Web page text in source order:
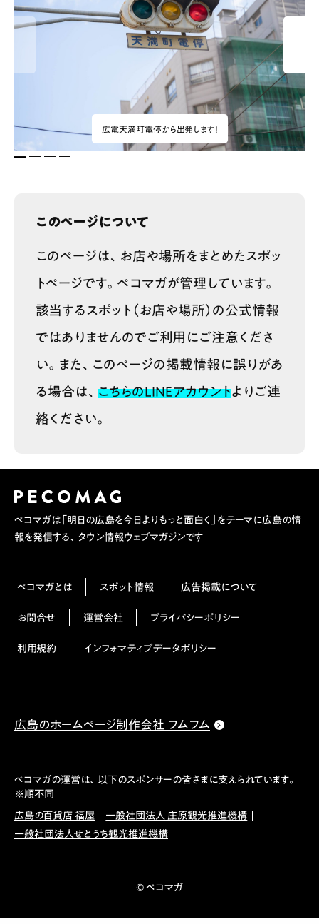
広電天満町電停から出発します！
1
このページについて
このページは、お店や場所をまとめたスポッ
トページです。ペコマガが管理しています。
該当するスポット（お店や場所）の公式情報
ではありませんのでご利用にご注意くださ
い。また、このページの掲載情報に誤りがあ
る場合は、 こちらのLINEアカウントよりご連
絡ください。
ペコマガは「明日の広島を今日よりもっと面白く」をテーマに広島の情
報を発信する、タウン情報ウェブマガジンです
ペコマガとは スポット情報 広告掲載について
お問合せ 運営会社 プライバシーポリシー
利用規約 インフォマティブデータポリシー
広島のホームページ制作会社 フムフム
ペコマガの運営は、以下のスポンサーの皆さまに支えられています。
※順不同
広島の百貨店 福屋
一般社団法人 庄原観光推進機構
一般社団法人せとうち観光推進機構
© ペコマガ